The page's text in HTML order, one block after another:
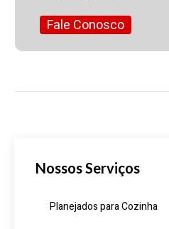
Fale Conosco
Nossos Serviços
Planejados para Cozinha